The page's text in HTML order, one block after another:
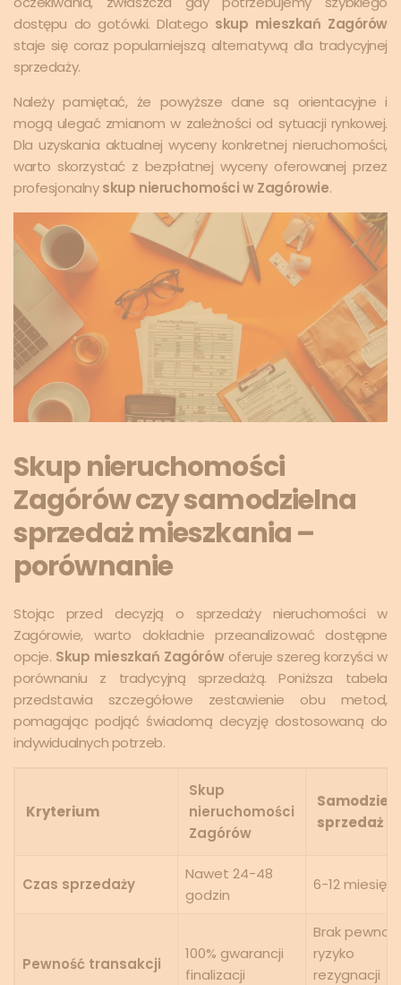
dostępu do gotówki. Dlatego skup mieszkań Zagórów
staje się coraz popularniejszą alternatywą dla tradycyjnej
sprzedaży.
Należy pamiętać, że powyższe dane są orientacyjne i
mogą ulegać zmianom w zależności od sytuacji rynkowej.
Dla uzyskania aktualnej wyceny konkretnej nieruchomości,
warto skorzystać z bezpłatnej wyceny oferowanej przez
profesjonalnyskup nieruchomości w Zagórowie.
Skup nieruchomości
Zagórów czy samodzielna
sprzedaż mieszkania –
porównanie
Stojąc przed decyzją o sprzedaży nieruchomości w
Zagórowie, warto dokładnie przeanalizować dostępne
opcje. Skup mieszkań Zagórówoferuje szereg korzyści w
porównaniu z tradycyjną sprzedażą. Poniższa tabela
przedstawia szczegółowe zestawienie obu metod,
pomagając podjąć świadomą decyzję dostosowaną do
indywidualnych potrzeb.
Kryterium
Skup
nieruchomości
Zagórów
sprzedaż
Czas sprzedaży
Nawet 24-48
godzin
6-12 miesięcy
Pewność transakcji
100% gwarancji
finalizacji
Brak
ryzyko
rezygnacji